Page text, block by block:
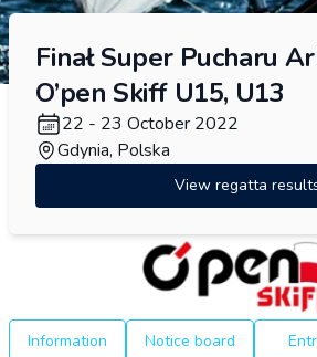
Finał Super Pucharu
O’pen Skiff U15, U13
22 - 23 October 2022
Gdynia, Polska
View regatta
Information Notice board